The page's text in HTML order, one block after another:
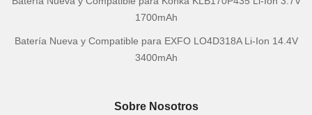
1700mAh
Batería Nueva y Compatible para EXFO LO4D318A Li-Ion 14.4V
3400mAh
Sobre Nosotros